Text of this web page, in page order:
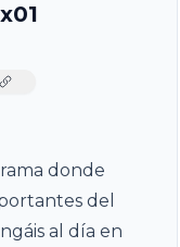
donde
del
al día en